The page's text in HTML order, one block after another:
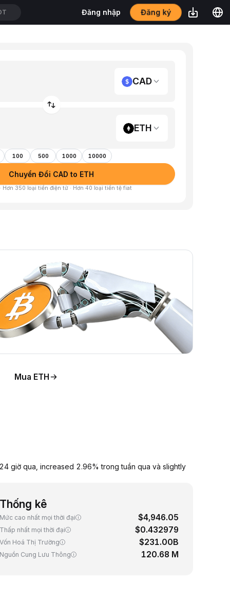
Đăng nhập Đăng ký
CAD
ETH
100 500 1000 10000
Chuyển Đổi CAD to ETH
Hơn 350 loại tiền điện tử · Hơn 40 loại tiền tệ fiat
Mua ETH
giờ qua, increased 2.96% trong tuần qua và slightly
Thống kê
Mức cao nhất mọi thời đại $4,946.05
Thấp nhất mọi thời đại $0.432979
Vốn Hoá Thị Trường $231.00B
Nguồn Cung Lưu Thông 120.68 M